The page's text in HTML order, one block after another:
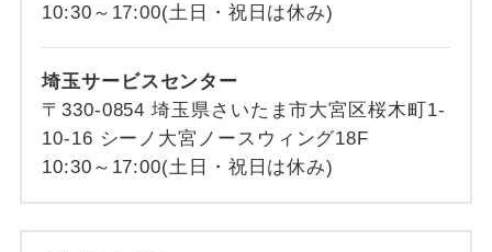
10:30～17:00(土日・祝日は休み)
埼玉サービスセンター
〒330-0854 埼玉県さいたま市大宮区桜木町1-
10-16 シーノ大宮ノースウィング18F
10:30～17:00(土日・祝日は休み)